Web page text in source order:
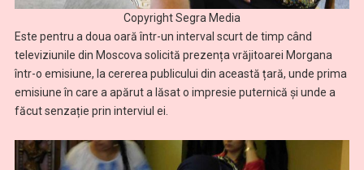
Copyright Segra Media
Este pentru a doua oară într-un interval scurt de timp când
televiziunile din Moscova solicită prezența vrăjitoarei Morgana
într-o emisiune, la cererea publicului din această țară, unde prima
emisiune în care a apărut a lăsat o impresie puternică și unde a
făcut senzație prin interviul ei.